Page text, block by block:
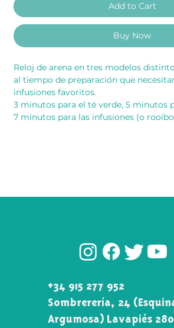
Add to Cart
Buy Now
Reloj de arena en tres modelos
al tiempo de preparación que
infusiones favoritos.
3 minutos para el té verde, 5 minutos
7 minutos para las infusiones (o
+34 915 277 952
Sombrerería, 24
Argumosa) Lavapiés